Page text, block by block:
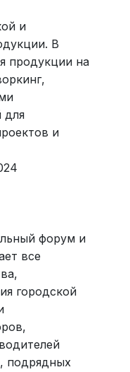
и
В
продукции на
для
и
форум и
все
городской
подрядных